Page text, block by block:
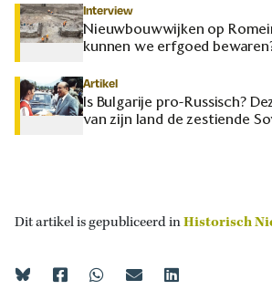
Interview
Nieuwbouwwijken op
kunnen we erfgoed
Artikel
Is Bulgarije pro-Russisch?
van zijn land de zestiende
Dit artikel is gepubliceerd inHistorisch